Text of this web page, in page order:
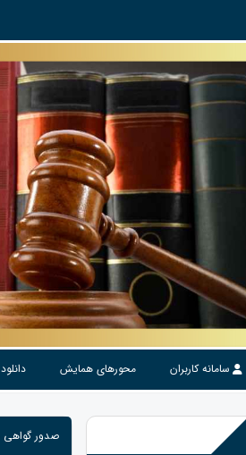
سامانه کاربران محورهای همایش
صدور گواهی